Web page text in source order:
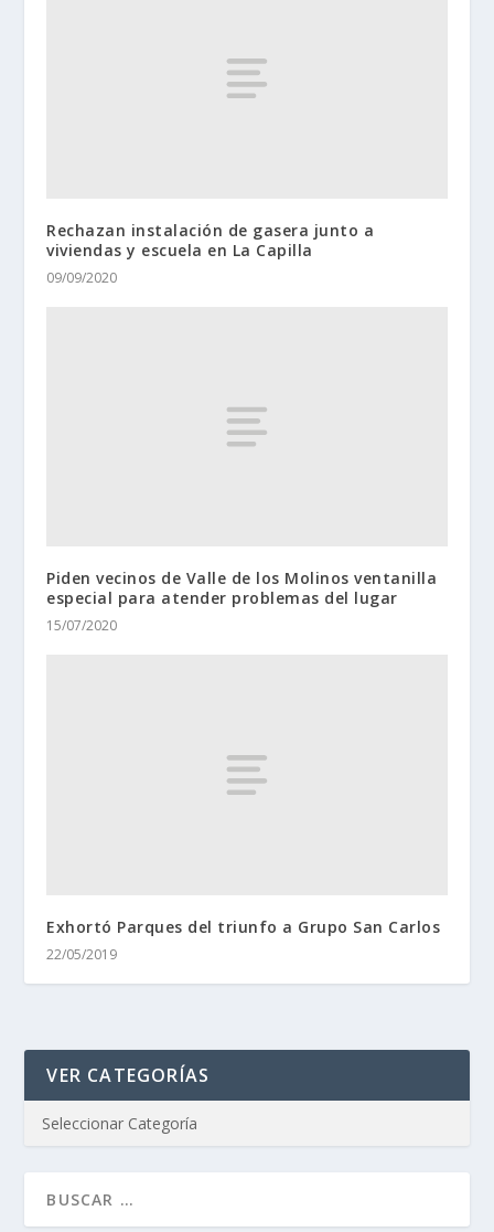
Rechazan instalación de gasera junto a
viviendas y escuela en La Capilla
09/09/2020
Piden vecinos de Valle de los Molinos ventanilla
especial para atender problemas del lugar
15/07/2020
Exhortó Parques del triunfo a Grupo San Carlos
22/05/2019
VER CATEGORÍAS